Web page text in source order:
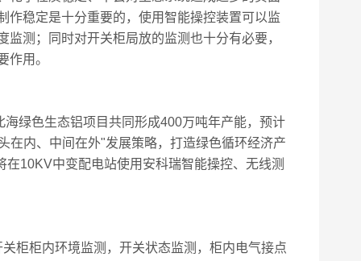
作稳定是十分重要的，使用智能操控装置可以监
测；同时对开关柜局放的监测也十分有必要，
作用。
绿色生态铝项目共同形成400万吨年产能，预计
在内、中间在外"发展策略，打造绿色循环经济产
10KV中变配电站使用安科瑞智能操控、无线测
柜柜内环境监测，开关状态监测，柜内电气接点